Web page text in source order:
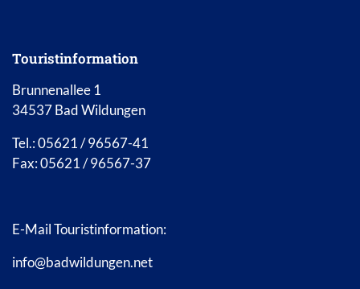
Touristinformation
Brunnenallee 1
34537 Bad Wildungen
Tel.: 05621 / 96567-41
Fax: 05621 / 96567-37
E-Mail Touristinformation:
info@badwildungen.net